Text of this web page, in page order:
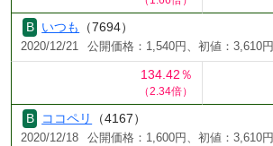
いつも （7694）
2020/12/21 公開価格：1,540円、初値：3,610円
134.42％
（2.34倍）
ココペリ （4167）
2020/12/18 公開価格：1,600円、初値：3,610円